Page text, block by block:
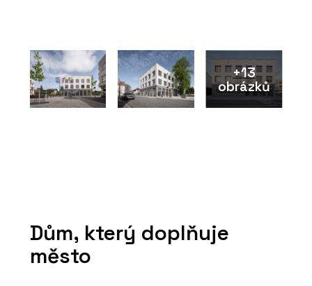
+13
obrázků
Dům, který doplňuje
město